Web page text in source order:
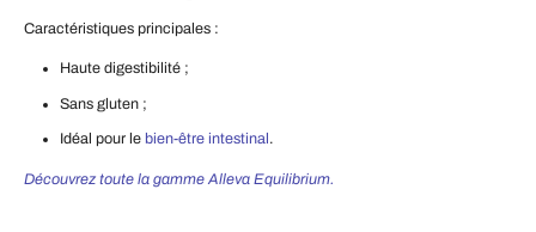
Caractéristiques principales :
Haute digestibilité ;
Sans gluten ;
Idéal pour le bien-être intestinal .
Découvrez toute la gamme Alleva Equilibrium.